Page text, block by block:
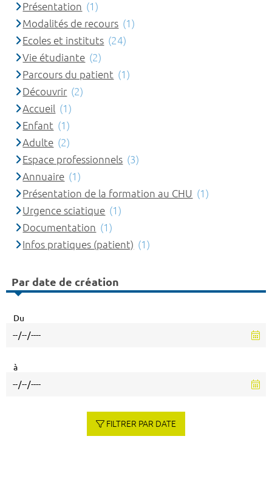
Présentation (1)
Modalités de recours (1)
Ecoles et instituts (24)
Vie étudiante (2)
Parcours du patient (1)
Découvrir (2)
Accueil (1)
Enfant (1)
Adulte (2)
Espace professionnels (3)
Annuaire (1)
Présentation de la formation au CHU (1)
Urgence sciatique (1)
Documentation (1)
Infos pratiques (patient) (1)
Par date de création
Du
à
FILTRER PAR DATE